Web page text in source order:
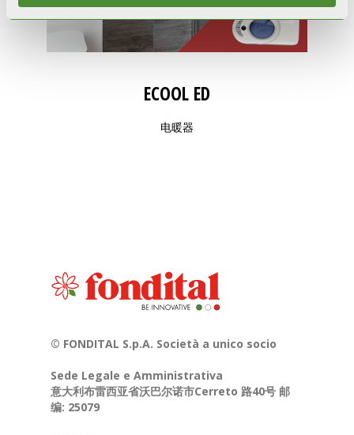
ECOOL ED
电暖器
© FONDITAL S.p.A. Società a unico socio
Sede Legale e Amministrativa
意大利布雷西亚省沃巴尔诺市Cerreto 路40号 邮
编: 25079